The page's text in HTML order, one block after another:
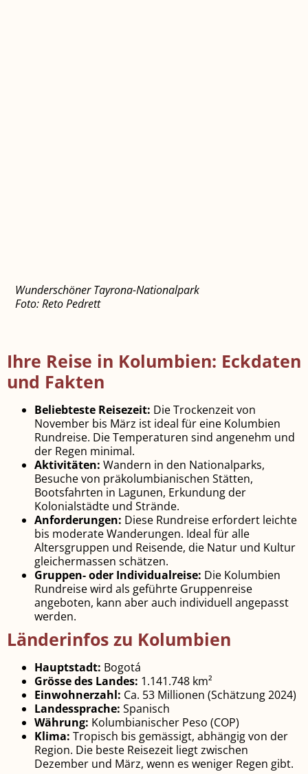
Wunderschöner Tayrona-Nationalpark
Foto: Reto Pedrett
Ihre Reise in Kolumbien: Eckdaten
und Fakten
Beliebteste Reisezeit: Die Trockenzeit von
November bis März ist ideal für eine Kolumbien
Rundreise. Die Temperaturen sind angenehm und
der Regen minimal.
Aktivitäten: Wandern in den Nationalparks,
Besuche von präkolumbianischen Stätten,
Bootsfahrten in Lagunen, Erkundung der
Kolonialstädte und Strände.
Anforderungen: Diese Rundreise erfordert leichte
bis moderate Wanderungen. Ideal für alle
Altersgruppen und Reisende, die Natur und Kultur
gleichermassen schätzen.
Gruppen- oder Individualreise: Die Kolumbien
Rundreise wird als geführte Gruppenreise
angeboten, kann aber auch individuell angepasst
werden.
Länderinfos zu Kolumbien
Hauptstadt: Bogotá
Grösse des Landes: 1.141.748 km²
Einwohnerzahl: Ca. 53 Millionen (Schätzung 2024)
Landessprache: Spanisch
Währung: Kolumbianischer Peso (COP)
Klima: Tropisch bis gemässigt, abhängig von der
Region. Die beste Reisezeit liegt zwischen
Dezember und März, wenn es weniger Regen gibt.